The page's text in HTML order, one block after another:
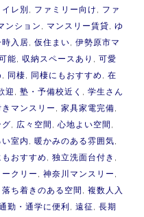
レ別 , ファミリー向け , ファ
ンション , マンスリー賃貸, ゆ
時入居, 仮住まい, 伊勢原市マ
能, 収納スペースあり , 可愛
, 同棲, 同棲にもおすすめ , 在
迎 , 塾・予備校近く , 学生さん
マンスリー , 家具家電完備,
グ, 広々空間 , 心地よい空間 ,
室内, 暖かみのある雰囲気,
おすすめ , 独立洗面台付き ,
クリー, 神奈川マンスリー ,
落ち着きのある空間 , 複数人入
勤・通学に便利 , 遠征, 長期